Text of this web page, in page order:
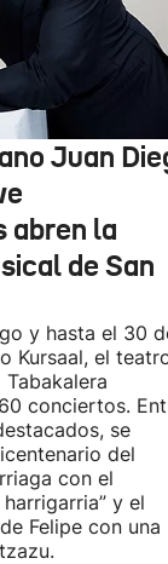
Juan
abren la
de San
y hasta el 30
Kursaal, el
conciertos.
se
del
con el
y el
Felipe con una